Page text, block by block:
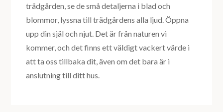
trädgården, se de små detaljerna i blad och
blommor, lyssna till trädgårdens alla ljud. Öppna
upp din själ och njut. Det är från naturen vi
kommer, och det finns ett väldigt vackert värde i
att ta oss tillbaka dit, även om det bara är i
anslutning till ditt hus.